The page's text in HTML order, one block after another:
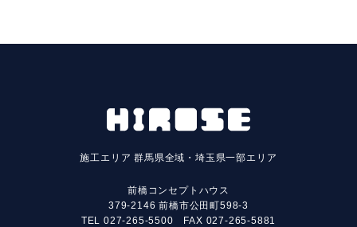
施工エリア群馬県全域・埼玉県一部エリア
前橋コンセプトハウス
379-2146 前橋市公田町598-3
TEL 027-265-5500 FAX 027-265-5881